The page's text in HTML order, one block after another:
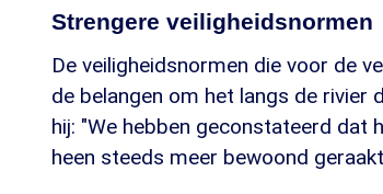
Strengere veiligheidsnormen
De veiligheidsnormen die voor de
de belangen om het langs de
hij: "We hebben geconstateerd dat
heen steeds meer bewoond